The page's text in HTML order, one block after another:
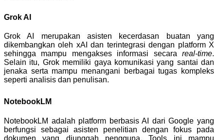
Grok AI
Grok AI merupakan asisten kecerdasan buatan yang
dikembangkan oleh xAI dan terintegrasi dengan platform X
sehingga mampu mengakses informasi secara real-time.
Selain itu, Grok memiliki gaya komunikasi yang santai dan
jenaka serta mampu menangani berbagai tugas kompleks
seperti analisis dan penulisan.
NotebookLM
NotebookLM adalah platform berbasis AI dari Google yang
berfungsi sebagai asisten penelitian dengan fokus pada